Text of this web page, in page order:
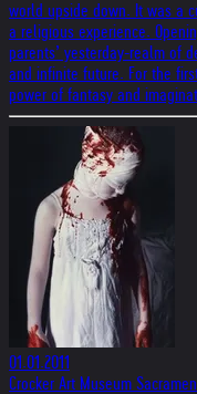
world upside down. It was a
a religious experience.
parents’ yesterday-realm of
and infinite future. For the
power of fantasy and
01.01.2011
Crocker Art Museum